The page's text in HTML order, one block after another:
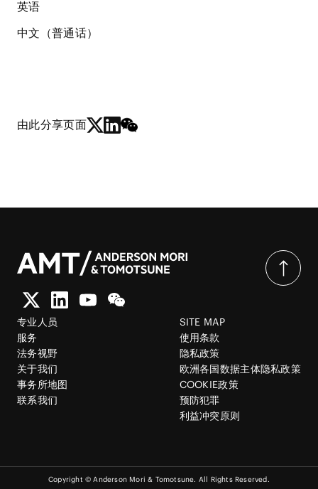
英语
中文（普通话）
由此分享页面
专业人员
服务
法务视野
关于我们
事务所地图
联系我们
SITE MAP
使用条款
隐私政策
欧洲各国数据主体隐私政策
COOKIE政策
预防犯罪
利益冲突原则
Copyright © Anderson Mori & Tomotsune. All Rights Reserved.